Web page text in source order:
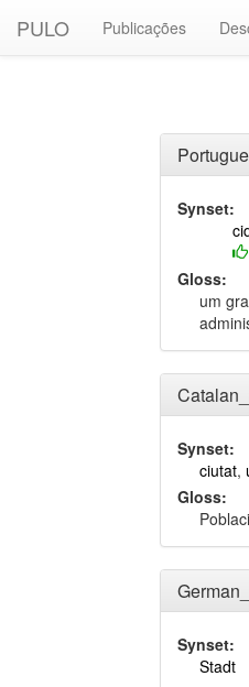
PULO Publicações
Synset:
Gloss:
um
Synset:
ciutat,
Gloss:
Synset:
Stadt